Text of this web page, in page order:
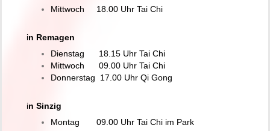
Mittwoch 18.00 Uhr Tai Chi
in Remagen
Dienstag 18.15 Uhr Tai Chi
Mittwoch 09.00 Uhr Tai Chi
Donnerstag 17.00 Uhr Qi Gong
in Sinzig
Montag 09.00 Uhr Tai Chi im Park